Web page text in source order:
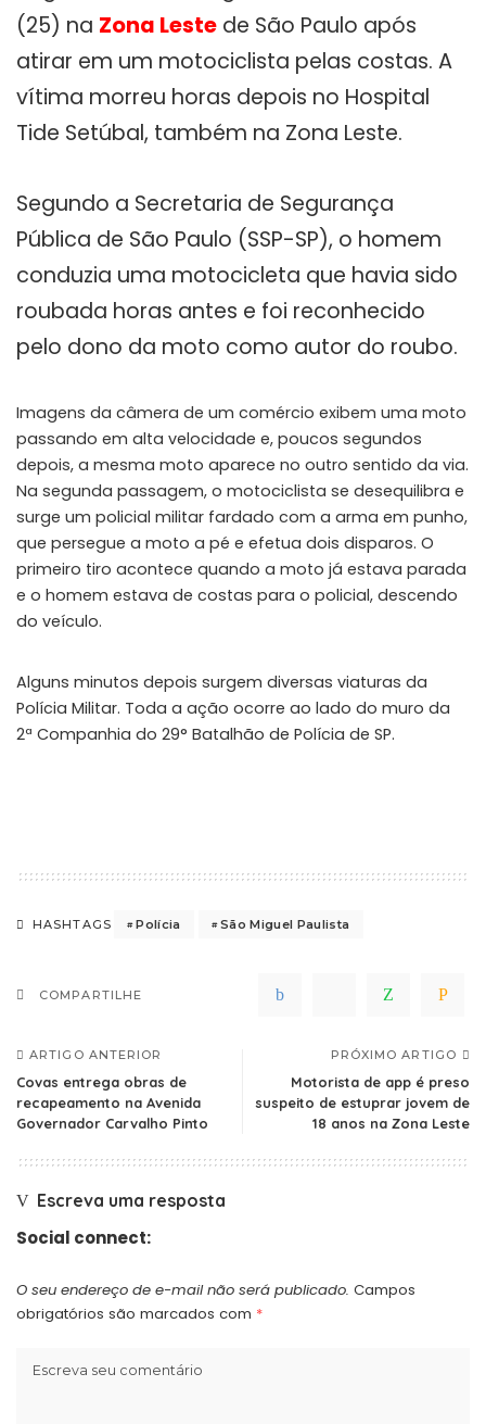
(25) na Zona Leste de São Paulo após
atirar em um motociclista pelas costas. A
vítima morreu horas depois no Hospital
Tide Setúbal, também na Zona Leste.
Segundo a Secretaria de Segurança
Pública de São Paulo (SSP-SP), o homem
conduzia uma motocicleta que havia sido
roubada horas antes e foi reconhecido
pelo dono da moto como autor do roubo.
Imagens da câmera de um comércio exibem uma moto
passando em alta velocidade e, poucos segundos
depois, a mesma moto aparece no outro sentido da via.
Na segunda passagem, o motociclista se desequilibra e
surge um policial militar fardado com a arma em punho,
que persegue a moto a pé e efetua dois disparos. O
primeiro tiro acontece quando a moto já estava parada
e o homem estava de costas para o policial, descendo
do veículo.
Alguns minutos depois surgem diversas viaturas da
Polícia Militar. Toda a ação ocorre ao lado do muro da
2ª Companhia do 29° Batalhão de Polícia de SP.
HASHTAGS Polícia São Miguel Paulista
COMPARTILHE
ARTIGO ANTERIOR
Covas entrega obras de
recapeamento na Avenida
Governador Carvalho Pinto
PRÓXIMO ARTIGO
Motorista de app é preso
suspeito de estuprar jovem de
18 anos na Zona Leste
Escreva uma resposta
Social connect:
O seu endereço de e-mail não será publicado. Campos
obrigatórios são marcados com *